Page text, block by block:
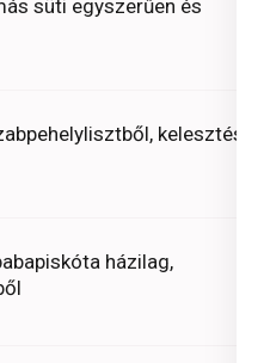
süti egyszerűen és
kelesztés
házilag,